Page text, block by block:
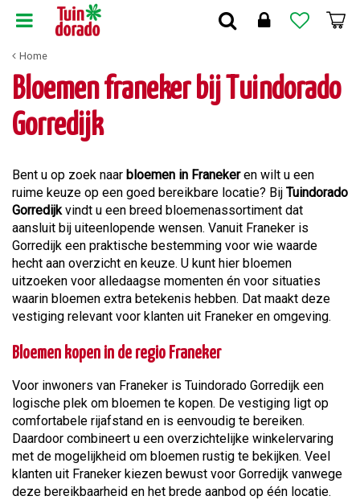
Home
Bloemen franeker bij Tuindorado
Gorredijk
Bent u op zoek naar bloemen in Franekeren wilt u een
ruime keuze op een goed bereikbare locatie? Bij Tuindorado
Gorredijkvindt u een breed bloemenassortiment dat
aansluit bij uiteenlopende wensen. Vanuit Franeker is
Gorredijk een praktische bestemming voor wie waarde
hecht aan overzicht en keuze. U kunt hier bloemen
uitzoeken voor alledaagse momenten én voor situaties
waarin bloemen extra betekenis hebben. Dat maakt deze
vestiging relevant voor klanten uit Franeker en omgeving.
Bloemen kopen in de regio Franeker
Voor inwoners van Franeker is Tuindorado Gorredijk een
logische plek om bloemen te kopen. De vestiging ligt op
comfortabele rijafstand en is eenvoudig te bereiken.
Daardoor combineert u een overzichtelijke winkelervaring
met de mogelijkheid om bloemen rustig te bekijken. Veel
klanten uit Franeker kiezen bewust voor Gorredijk vanwege
deze bereikbaarheid en het brede aanbod op één locatie.